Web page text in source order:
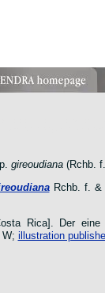
gireoudiana(Rchb. f.
Rchb. f. &
Rica]. Der
illustration